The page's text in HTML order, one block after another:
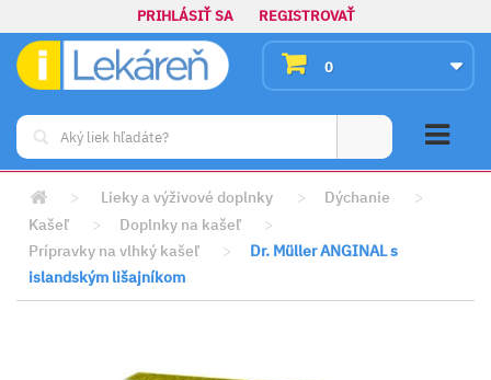
PRIHLÁSIŤ SA REGISTROVAŤ
0
> Lieky a výživové doplnky > Dýchanie
>
Kašeľ
> Doplnky na kašeľ
>
Prípravky na vlhký kašeľ
>
Dr. Müller ANGINAL s
islandským lišajníkom